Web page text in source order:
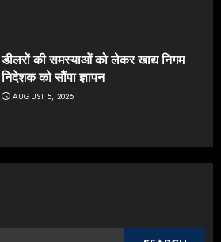
डीलरों की समस्याओं को लेकर खाद्य निगम
निदेशक को सौंपा ज्ञापन
AUGUST 5, 2026